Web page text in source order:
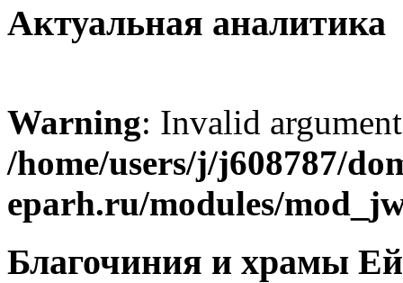
Актуальная аналитика
Warning: Invalid
/home/users/j/j608787/
eparh.ru/modules/
Благочиния и храмы